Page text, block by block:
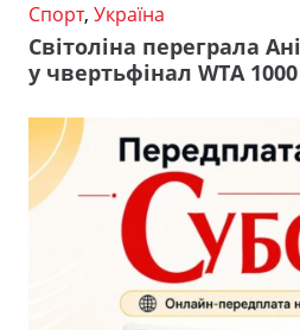
Спорт, Україна
Світоліна переграла
у чвертьфінал WTA